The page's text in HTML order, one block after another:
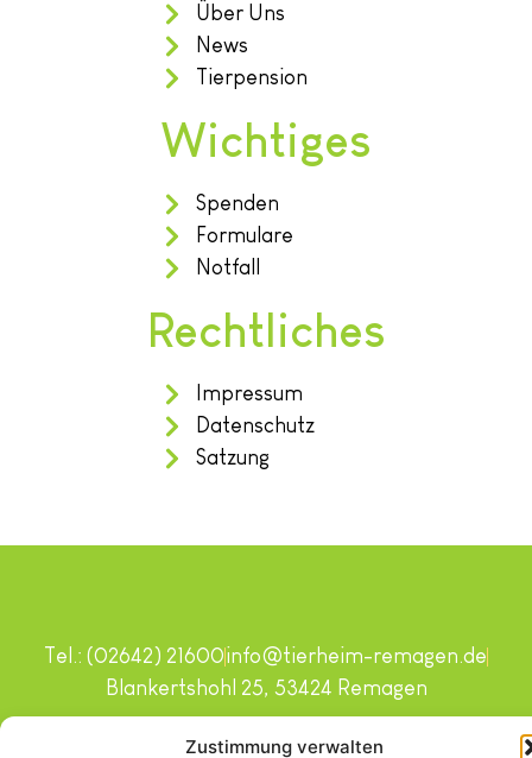
Zustimmung verwalten
Über Uns
News
Tierpension
Wichtiges
Spenden
Formulare
Notfall
Rechtliches
Impressum
Datenschutz
Satzung
Copyright © 2024. Alle Rechte vorbehalten.
Tel.: (02642) 21600info@tierheim-remagen.de
Blankertshohl 25, 53424 Remagen